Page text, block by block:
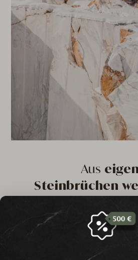
Aus
Steinbrüchen
Wir verfügen über eigene